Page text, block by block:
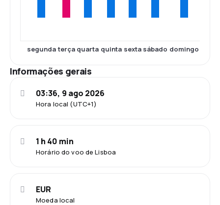
segunda terça quarta quinta sexta sábado domingo
Informações gerais
Hora local (UTC+1)
03:36, 9 ago 2026
Horário do voo de Lisboa
1 h 40 min
Moeda local
EUR